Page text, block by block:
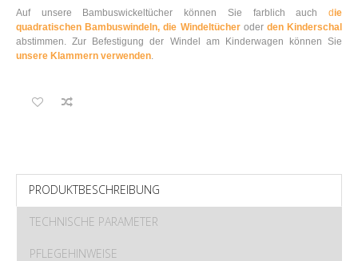
Auf unsere Bambuswickeltücher können Sie farblich auch die
quadratischen Bambuswindeln, die Windeltücheroder den Kinderschal
abstimmen. Zur Befestigung der Windel am Kinderwagen können Sie
unsere Klammern verwenden.
PRODUKTBESCHREIBUNG
TECHNISCHE PARAMETER
PFLEGEHINWEISE